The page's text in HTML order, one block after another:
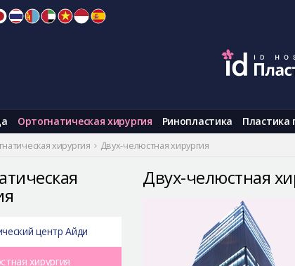
Ортогнатическая хирургия Ринопластика Пластика
хирургия Двух-челюстная хирургия
Двух-челюстная
центр Айди
хирургия